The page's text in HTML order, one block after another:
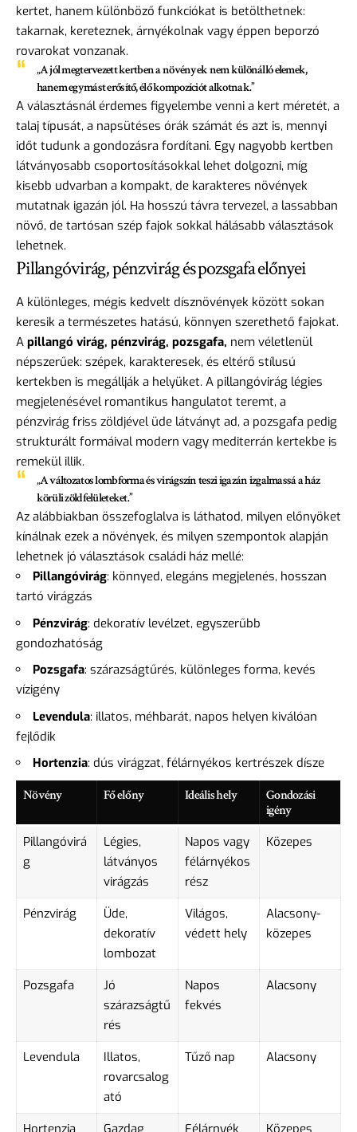
kertet, hanem különböző funkciókat is betölthetnek:
takarnak, kereteznek, árnyékolnak vagy éppen beporzó
rovarokat vonzanak.
„A jól megtervezett kertben a növények nem különálló elemek,
hanem egymást erősítő, élő kompozíciót alkotnak.”
A választásnál érdemes figyelembe venni a kert méretét, a
talaj típusát, a napsütéses órák számát és azt is, mennyi
időt tudunk a gondozásra fordítani. Egy nagyobb kertben
látványosabb csoportosításokkal lehet dolgozni, míg
kisebb udvarban a kompakt, de karakteres növények
mutatnak igazán jól. Ha hosszú távra tervezel, a lassabban
növő, de tartósan szép fajok sokkal hálásabb választások
lehetnek.
Pillangóvirág, pénzvirág és pozsgafa előnyei
A különleges, mégis kedvelt dísznövények között sokan
keresik a természetes hatású, könnyen szerethető fajokat.
A pillangó virág, pénzvirág, pozsgafa, nem véletlenül
népszerűek: szépek, karakteresek, és eltérő stílusú
kertekben is megállják a helyüket. A pillangóvirág légies
megjelenésével romantikus hangulatot teremt, a
pénzvirág friss zöldjével üde látványt ad, a pozsgafa pedig
strukturált formáival modern vagy mediterrán kertekbe is
remekül illik.
„A változatos lombforma és virágszín teszi igazán izgalmassá a ház
körüli zöldfelületeket.”
Az alábbiakban összefoglalva is láthatod, milyen előnyöket
kínálnak ezek a növények, és milyen szempontok alapján
lehetnek jó választások családi ház mellé:
Pillangóvirág: könnyed, elegáns megjelenés, hosszan
tartó virágzás
Pénzvirág: dekoratív levélzet, egyszerűbb
gondozhatóság
Pozsgafa: szárazságtűrés, különleges forma, kevés
vízigény
Levendula: illatos, méhbarát, napos helyen kiválóan
fejlődik
Hortenzia: dús virágzat, félárnyékos kertrészek dísze
Növény Fő előny Ideális hely
Gondozási
igény
Pillangóvirá
g
Légies,
látványos
virágzás
Napos vagy
félárnyékos
rész
Közepes
Pénzvirág
Üde,
dekoratív
lombozat
Világos,
védett hely
Alacsony-
közepes
Pozsgafa
Jó
szárazságtű
rés
Napos
fekvés
Alacsony
Levendula
Illatos,
rovarcsalog
ató
Tűző nap Alacsony
Hortenzia Gazdag Félárnyék Közepes